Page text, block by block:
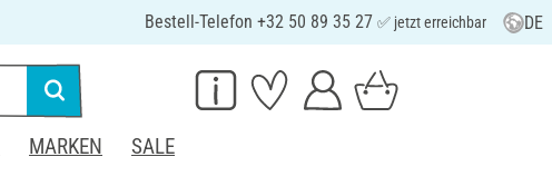
Bestell-Telefon +32 50 89 35 27 ✅ jetzt erreichbar DE
MARKEN SALE